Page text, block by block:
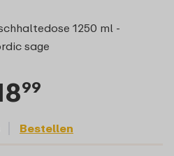
1250 ml -
sage
99
Bestellen